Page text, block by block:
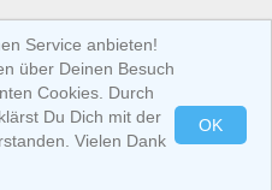
Rechte vorbehalten.Alle Preise sind
Service anbieten!
über Deinen Besuch
Cookies. Durch
Du Dich mit der
Vielen Dank
OK